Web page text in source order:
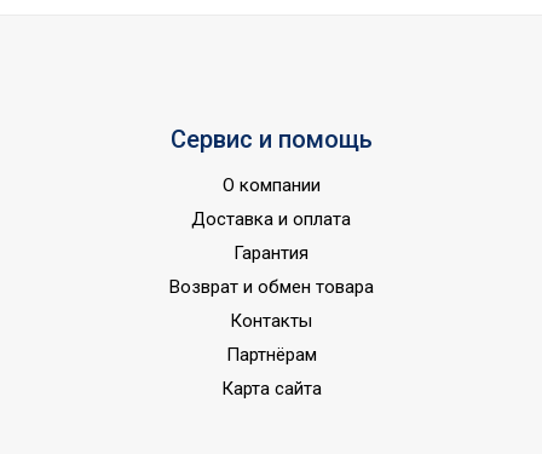
Макс. потребляемая
Авто включение/
отключение по уровню
Индикация включения
Вариант размещения
Универсальное
Да
Сервис и помощь
О компании
Доставка и оплата
Гарантия
Возврат и обмен товара
Контакты
Партнёрам
Карта сайта